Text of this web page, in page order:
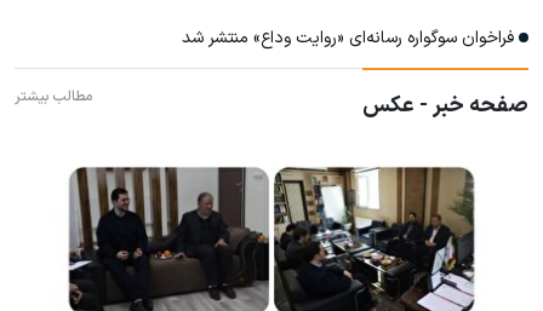
فراخوان سوگواره رسانه‌ای «روایت وداع» منتشر شد
صفحه خبر - عکس مطالب بیشتر